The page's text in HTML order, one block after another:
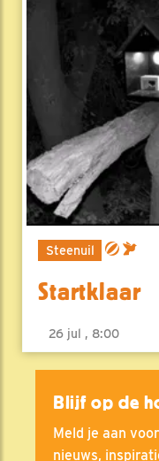
Steenuil
Startklaar
26 jul , 8:00
Blijf op de
Meld je aan
nieuws,